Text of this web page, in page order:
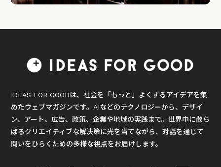
IDEAS FOR GOODは、社会を「もっと」よくするアイデアを集
めたウェブマガジンです。AIなどのテクノロジーから、デザイ
ン、アート、広告、政策、企業や地域の実践まで。世界中に散ら
ばるクリエイティブな解決策に光を当てながら、対話を通じて
問いをひらくための多様な視点をお届けします。